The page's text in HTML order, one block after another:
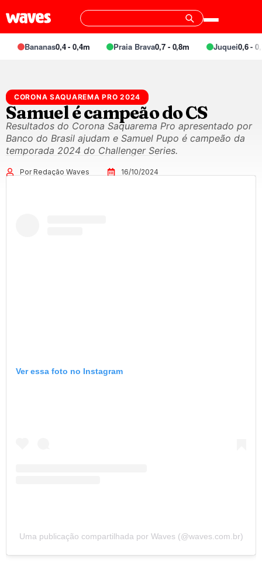
Bananas0,4 - 0,4m Praia Brava0,7 - 0,8m Juquei0,6 -
CORONA SAQUAREMA PRO 2024
Samuel é campeão do CS
Resultados do Corona Saquarema Pro apresentado por
Banco do Brasil ajudam e Samuel Pupo é campeão da
temporada 2024 do Challenger Series.
Por Redação Waves 16/10/2024
Ver essa foto no Instagram
Uma publicação compartilhada por Waves (@waves.com.br)